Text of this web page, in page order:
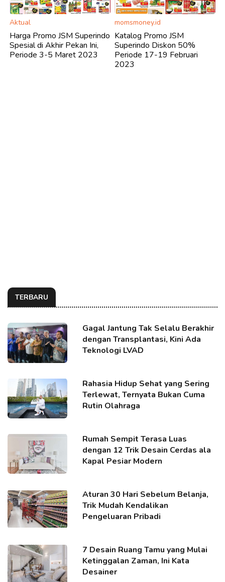
Aktual
Harga Promo JSM Superindo
Spesial di Akhir Pekan Ini,
Periode 3-5 Maret 2023
momsmoney.id
Katalog Promo JSM
Superindo Diskon 50%
Periode 17-19 Februari
2023
TERBARU
Gagal Jantung Tak Selalu Berakhir
dengan Transplantasi, Kini Ada
Teknologi LVAD
Rahasia Hidup Sehat yang Sering
Terlewat, Ternyata Bukan Cuma
Rutin Olahraga
Rumah Sempit Terasa Luas
dengan 12 Trik Desain Cerdas ala
Kapal Pesiar Modern
Aturan 30 Hari Sebelum Belanja,
Trik Mudah Kendalikan
Pengeluaran Pribadi
7 Desain Ruang Tamu yang Mulai
Ketinggalan Zaman, Ini Kata
Desainer